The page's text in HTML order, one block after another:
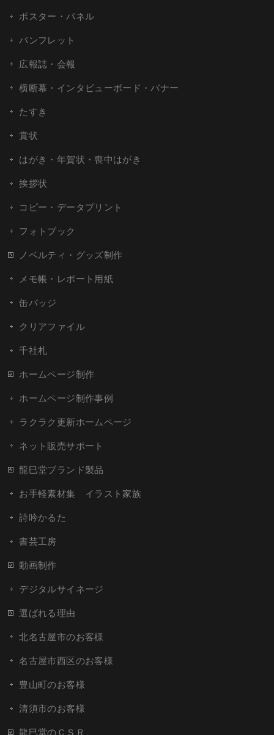
ポスター・パネル
パンフレット
広報誌・会報
横断幕・インタビューボード・バナー
たすき
賞状
はがき・年賀状・喪中はがき
挨拶状
コピー・データプリント
フォトブック
ノベルティ・グッズ制作
メモ帳・レポート用紙
缶バッジ
クリアファイル
千社札
ホームページ制作
ホームページ制作事例
ラクラク更新ホームページ
ネット販売サポート
龍巳堂ブランド製品
お手軽素材集 イラスト家族
詩吟かるた
書芸工房
動画制作
デジタルサイネージ
選ばれる理由
北名古屋市のお客様
名古屋市西区のお客様
豊山町のお客様
清須市のお客様
龍巳堂のＣＳＲ